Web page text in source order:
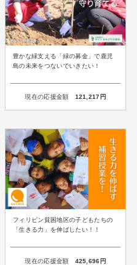
豊かな緑支える「緑の募金」で鹿児
島の未来をつないでいきたい！
現在の応援金額 121,217 円
フィリピン貧困地区の子どもたちの
「生きる力」を伸ばしたい！！
現在の応援金額 425,696 円